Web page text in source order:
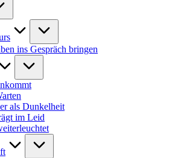
ins Gespräch bringen
als Dunkelheit
im Leid